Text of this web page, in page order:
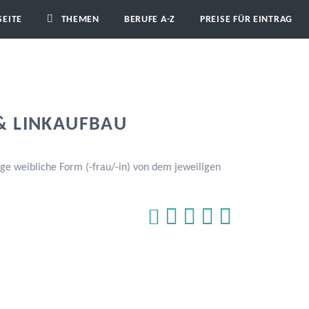
THEMEN BERUFE A-Z PREISE FÜR EINTRAG
LINKAUFBAU
weibliche Form (-frau/-in) von dem jeweiligen